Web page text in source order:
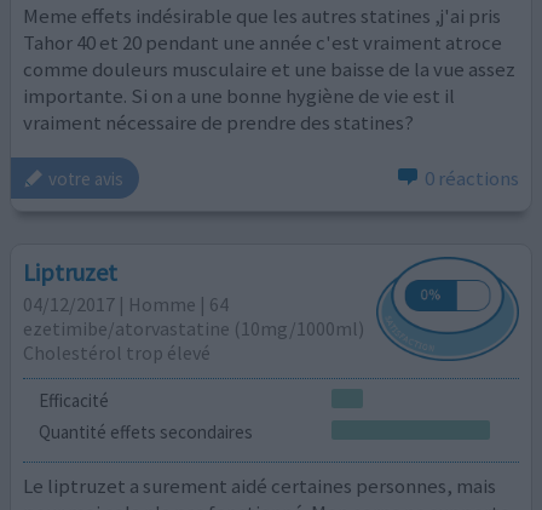
Meme effets indésirable que les autres statines ,j'ai pris
Tahor 40 et 20 pendant une année c'est vraiment atroce
comme douleurs musculaire et une baisse de la vue assez
importante. Si on a une bonne hygiène de vie est il
vraiment nécessaire de prendre des statines?
votre avis 0 réactions
Liptruzet
04/12/2017 | Homme | 64
ezetimibe/atorvastatine (10mg/1000ml)
Cholestérol trop élevé
Efficacité
Quantité effets secondaires
Le liptruzet a surement aidé certaines personnes, mais